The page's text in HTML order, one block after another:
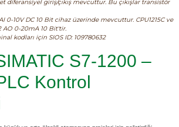
Sinamics S120 Modüler Sürücü Sistemi
Sinamics V20 Hız Kontrol Cihazları
diferansiyel giriş/çıkış mevcuttur. Bu çıkışlar transistör
0-10V DC 10 Bit cihaz üzerinde mevcuttur. CPU1215C ve
AO 0-20mA 10 Bit'tir.
kodları için SIOS ID: 109780632
S7-1200 –
Kontrol